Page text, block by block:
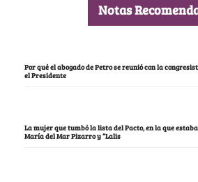
Notas
Por qué el abogado de Petro se reunió con la
el Presidente
La mujer que tumbó la lista del Pacto, en la que
María del Mar Pizarro y “Lalis